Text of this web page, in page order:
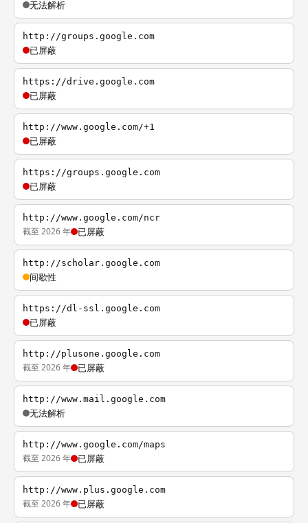
无法解析
http://groups.google.com
已屏蔽
https://drive.google.com
已屏蔽
http://www.google.com/+1
已屏蔽
https://groups.google.com
已屏蔽
http://www.google.com/ncr
截至 2026 年 已屏蔽
http://scholar.google.com
间歇性
https://dl-ssl.google.com
已屏蔽
http://plusone.google.com
截至 2026 年 已屏蔽
http://www.mail.google.com
无法解析
http://www.google.com/maps
截至 2026 年 已屏蔽
http://www.plus.google.com
截至 2026 年 已屏蔽